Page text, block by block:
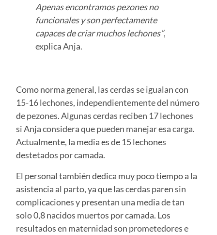
Apenas encontramos pezones no
funcionales y son perfectamente
capaces de criar muchos lechones”,
explica Anja.
Como norma general, las cerdas se igualan con
15-16 lechones, independientemente del número
de pezones. Algunas cerdas reciben 17 lechones
si Anja considera que pueden manejar esa carga.
Actualmente, la media es de 15 lechones
destetados por camada.
El personal también dedica muy poco tiempo a la
asistencia al parto, ya que las cerdas paren sin
complicaciones y presentan una media de tan
solo 0,8 nacidos muertos por camada. Los
resultados en maternidad son prometedores e